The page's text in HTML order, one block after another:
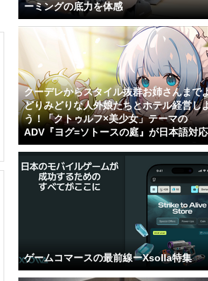
ーミングの底力を体感
クーデレからスタイル抜群お姉さんまで
どりみどりな人外娘たちとホテル経営し
う！「クトゥルフ×美少女」テーマの
ADV『ヨグ=ソトースの庭』が日本語対応
ゲームコマースの最前線ーXsolla特集